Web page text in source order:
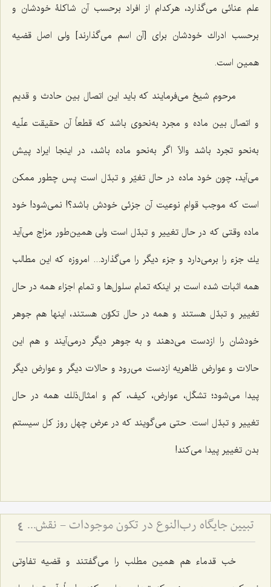
علم عنائى مى‌گذارد، هركدام از افراد برحسب آن شاكلۀ خودشان و
برحسب ادراك خودشان برای [آن اسم می‌گذارند] ولى اصل قضیه
همین است.
مرحوم شیخ مى‌فرمایند كه باید این اتصال بین حادث و قدیم
و اتصال بین ماده و مجرد به‌‌نحوى باشد كه قطعاً آن حقیقت علّیه
به‌نحو تجرد باشد والاّ اگر به‌نحو ماده باشد، در اینجا ایراد پیش
مى‌آید، چون خود ماده در حال تغیّر و تبدّل است پس چطور ممكن
است كه موجب قوام نوعیت آن جزئى خودش باشد؟! نمى‌شود! خود
ماده وقتى كه در حال تغییر و تبدّل است ولی همین‌طور مزاج مى‌آید
یك جزء را برمى‌دارد و جزء دیگر را مى‌گذارد... امروزه كه این مطالب
همه اثبات شده است بر اینكه تمام سلول‌ها و تمام اجزاء همه در حال
تغییر و تبدّل هستند و همه در حال تكوّن هستند، اینها هم جوهر
خودشان را ازدست مى‌دهند و به جوهر دیگر درمى‌آیند و هم این
حالات و عوارض ظاهریه ازدست مى‌رود و حالات دیگر و عوارض دیگر
پیدا مى‌شود؛ تشكّل، عوارض، كیف، كم و امثال‌ذلك همه در حال
تغییر و تبدّل است. حتى مى‌گویند که در عرض چهل روز كل سیستم
بدن تغییر پیدا مى‌كند!
تبیین جایگاه رب‌النوع در تکون موجودات - نقش عقل مجرد در تحقق و تمایز انواع مادی 4
خب قدماء هم همین مطلب را مى‌گفتند و قضیه تفاوتى